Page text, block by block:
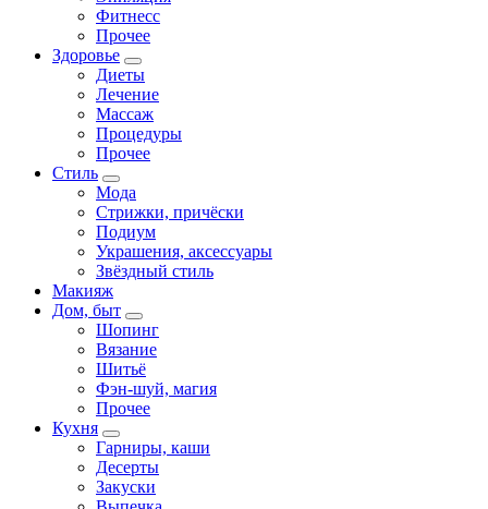
Фитнесс
Прочее
Здоровье
Диеты
Лечение
Массаж
Процедуры
Прочее
Стиль
Мода
Стрижки, причёски
Подиум
Украшения, аксессуары
Звёздный стиль
Макияж
Дом, быт
Шопинг
Вязание
Шитьё
Фэн-шуй, магия
Прочее
Кухня
Гарниры, каши
Десерты
Закуски